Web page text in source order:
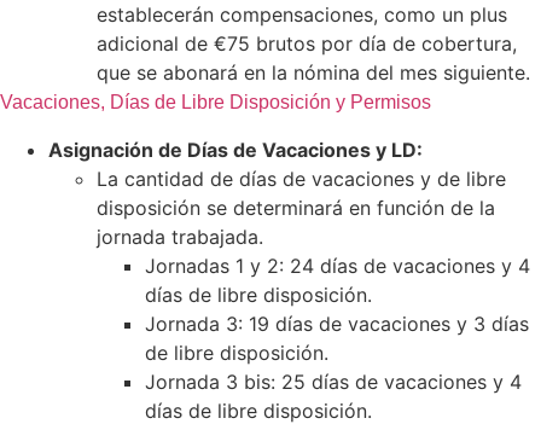
establecerán compensaciones, como un plus
adicional de €75 brutos por día de cobertura,
que se abonará en la nómina del mes siguiente.
Vacaciones, Días de Libre Disposición y Permisos
Asignación de Días de Vacaciones y LD:
La cantidad de días de vacaciones y de libre
disposición se determinará en función de la
jornada trabajada.
Jornadas 1 y 2: 24 días de vacaciones y 4
días de libre disposición.
Jornada 3: 19 días de vacaciones y 3 días
de libre disposición.
Jornada 3 bis: 25 días de vacaciones y 4
días de libre disposición.